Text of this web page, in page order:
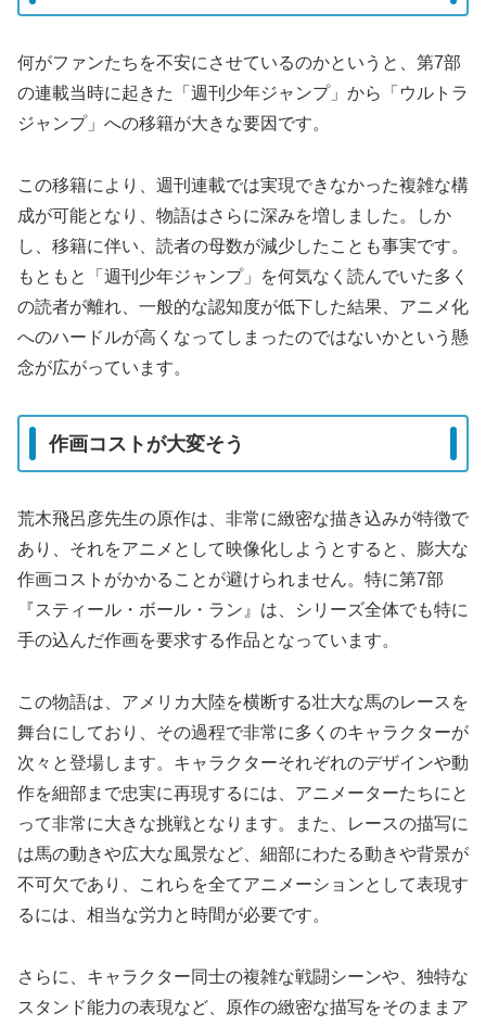
何がファンたちを不安にさせているのかというと、第7部
の連載当時に起きた「週刊少年ジャンプ」から「ウルトラ
ジャンプ」への移籍が大きな要因です。
この移籍により、週刊連載では実現できなかった複雑な構
成が可能となり、物語はさらに深みを増しました。しか
し、移籍に伴い、読者の母数が減少したことも事実です。
もともと「週刊少年ジャンプ」を何気なく読んでいた多く
の読者が離れ、一般的な認知度が低下した結果、アニメ化
へのハードルが高くなってしまったのではないかという懸
念が広がっています。
作画コストが大変そう
荒木飛呂彦先生の原作は、非常に緻密な描き込みが特徴で
あり、それをアニメとして映像化しようとすると、膨大な
作画コストがかかることが避けられません。特に第7部
『スティール・ボール・ラン』は、シリーズ全体でも特に
手の込んだ作画を要求する作品となっています。
この物語は、アメリカ大陸を横断する壮大な馬のレースを
舞台にしており、その過程で非常に多くのキャラクターが
次々と登場します。キャラクターそれぞれのデザインや動
作を細部まで忠実に再現するには、アニメーターたちにと
って非常に大きな挑戦となります。また、レースの描写に
は馬の動きや広大な風景など、細部にわたる動きや背景が
不可欠であり、これらを全てアニメーションとして表現す
るには、相当な労力と時間が必要です。
さらに、キャラクター同士の複雑な戦闘シーンや、独特な
スタンド能力の表現など、原作の緻密な描写をそのままア